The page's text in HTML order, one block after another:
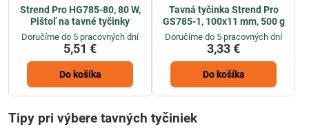
Strend Pro HG785-80, 80 W,
Pištoľ na tavné tyčinky
Doručíme do 5 pracovných dní
5,51 €
Do košíka
Tavná tyčinka Strend Pro
GS785-1, 100x11 mm, 500 g
Doručíme do 5 pracovných dní
3,33 €
Do košíka
Tipy pri výbere tavných tyčiniek